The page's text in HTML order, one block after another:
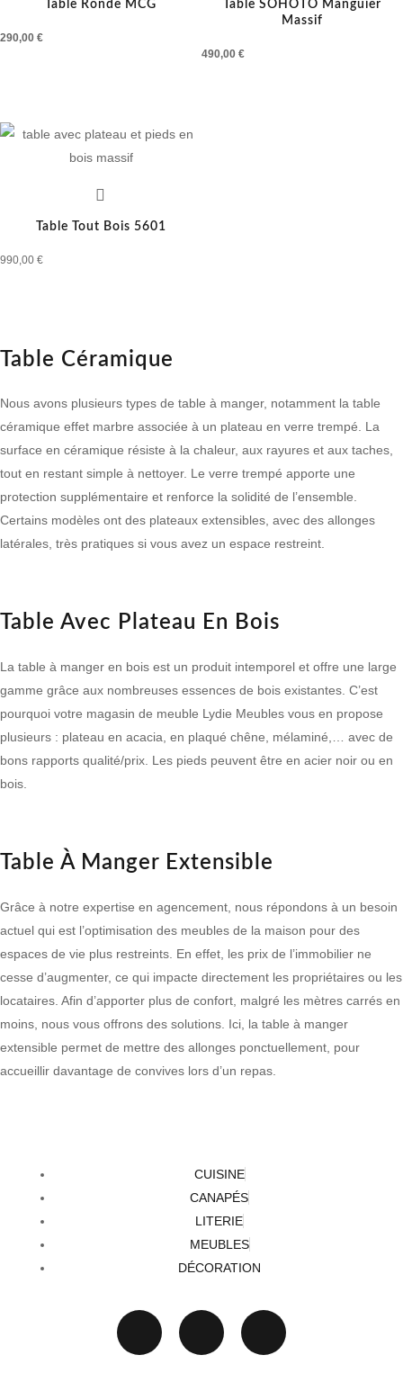
Table Ronde MCG
290,00 €
Table SOHOTO Manguier
Massif
490,00 €
Table Tout Bois 5601
990,00 €
Table Céramique
Nous avons plusieurs types de table à manger, notamment la table
céramique effet marbre associée à un plateau en verre trempé. La
surface en céramique résiste à la chaleur, aux rayures et aux taches,
tout en restant simple à nettoyer. Le verre trempé apporte une
protection supplémentaire et renforce la solidité de l’ensemble.
Certains modèles ont des plateaux extensibles, avec des allonges
latérales, très pratiques si vous avez un espace restreint.
Table Avec Plateau En Bois
La table à manger en bois est un produit intemporel et offre une large
gamme grâce aux nombreuses essences de bois existantes. C’est
pourquoi votre magasin de meuble Lydie Meubles vous en propose
plusieurs : plateau en acacia, en plaqué chêne, mélaminé,… avec de
bons rapports qualité/prix. Les pieds peuvent être en acier noir ou en
bois.
Table À Manger Extensible
Grâce à notre expertise en agencement, nous répondons à un besoin
actuel qui est l’optimisation des meubles de la maison pour des
espaces de vie plus restreints. En effet, les prix de l’immobilier ne
cesse d’augmenter, ce qui impacte directement les propriétaires ou les
locataires. Afin d’apporter plus de confort, malgré les mètres carrés en
moins, nous vous offrons des solutions. Ici, la table à manger
extensible permet de mettre des allonges ponctuellement, pour
accueillir davantage de convives lors d’un repas.
CUISINE
CANAPÉS
LITERIE
MEUBLES
DÉCORATION